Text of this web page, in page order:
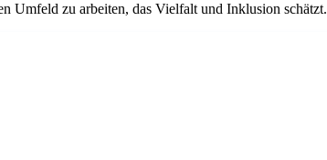
Umfeld zu arbeiten, das Vielfalt und Inklusion schätzt.